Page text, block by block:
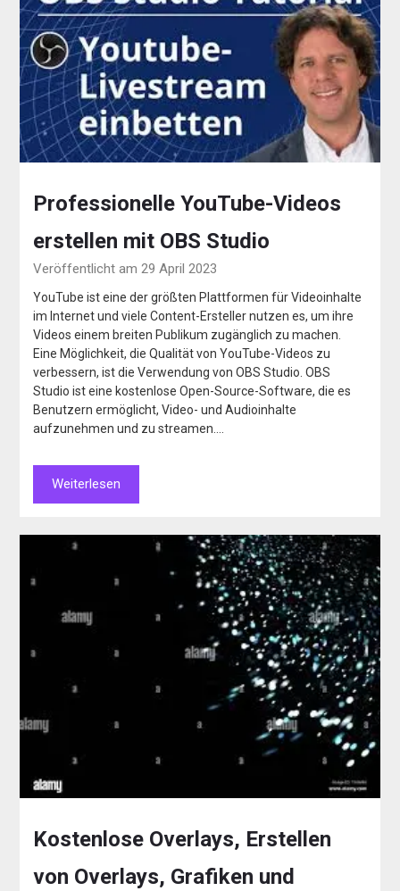
Professionelle YouTube-Videos
erstellen mit OBS Studio
Veröffentlicht am 29 April 2023
YouTube ist eine der größten Plattformen für Videoinhalte
im Internet und viele Content-Ersteller nutzen es, um ihre
Videos einem breiten Publikum zugänglich zu machen.
Eine Möglichkeit, die Qualität von YouTube-Videos zu
verbessern, ist die Verwendung von OBS Studio. OBS
Studio ist eine kostenlose Open-Source-Software, die es
Benutzern ermöglicht, Video- und Audioinhalte
aufzunehmen und zu streamen….
Weiterlesen
Kostenlose Overlays, Erstellen
von Overlays, Grafiken und